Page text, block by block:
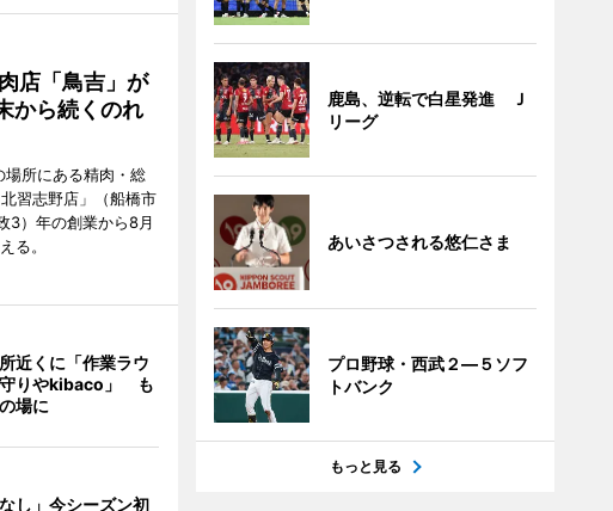
店「鳥吉」が
ら続くのれ
所にある精肉・総
習志野店」（船橋市
3）年の創業から8月
る。
近くに「作業ラウ
守りやkibaco」 も
場に
なし」今シーズン初
鹿島、逆転で白星発進 Ｊ
リーグ
あいさつされる悠仁さま
プロ野球・西武２―５ソフ
トバンク
もっと見る